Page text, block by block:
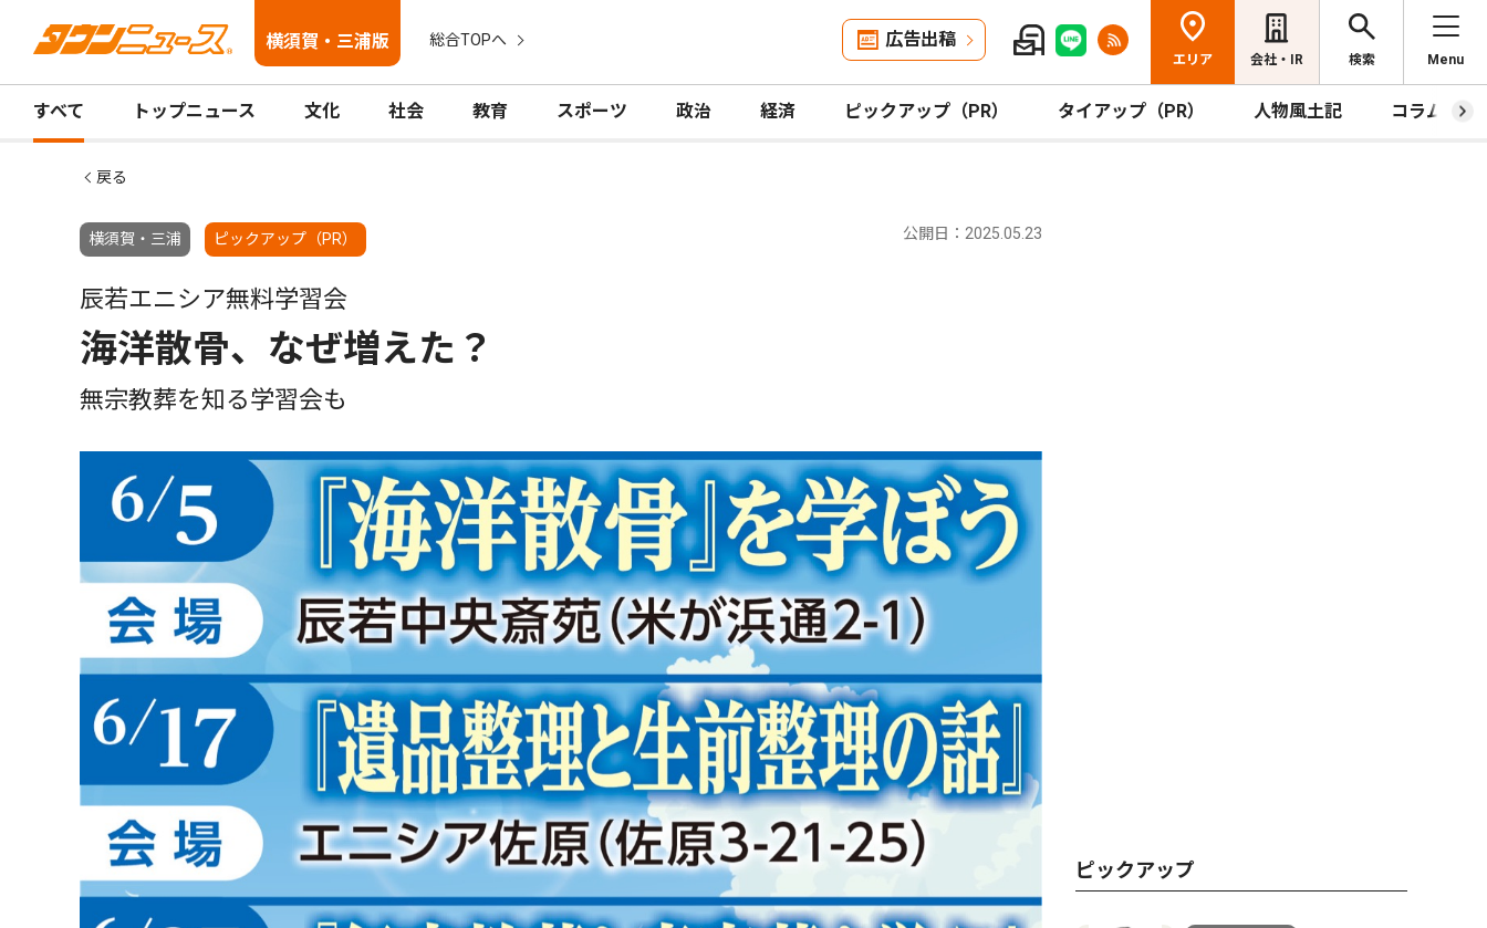
横須賀・三浦版 総合TOPへ 広告出稿
エリア 会社・IR 検索 Menu
すべて トップニュース 文化 社会 教育 スポーツ 政治 経済 ピックアップ（PR） タイアップ（PR） 人物風土記 コラム
戻る
横須賀・三浦 ピックアップ（PR） 公開日：2025.05.23
辰若エニシア無料学習会
海洋散骨、なぜ増えた？
無宗教葬を知る学習会も
ピックアップ